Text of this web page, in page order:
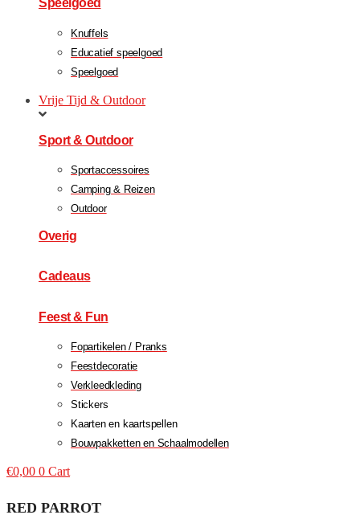
Speelgoed
Knuffels
Educatief speelgoed
Speelgoed
Vrije Tijd & Outdoor
Sport & Outdoor
Sportaccessoires
Camping & Reizen
Outdoor
Overig
Cadeaus
Feest & Fun
Fopartikelen / Pranks
Feestdecoratie
Verkleedkleding
Stickers
Kaarten en kaartspellen
Bouwpakketten en Schaalmodellen
€0,00 0 Cart
RED PARROT